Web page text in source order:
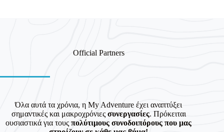
Official Partners
Όλα αυτά τα χρόνια, η My Adventure έχει αναπτύξει
σημαντικές και μακροχρόνιες συνεργασίες. Πρόκειται
ουσιαστικά για τουςπολύτιμους συνοδοιπόρους που μας